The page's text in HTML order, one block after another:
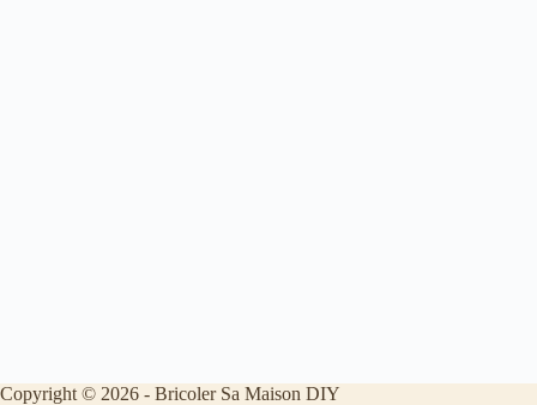
Copyright © 2026 - Bricoler Sa Maison DIY